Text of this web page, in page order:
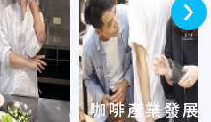
咖啡產業發展
下一則